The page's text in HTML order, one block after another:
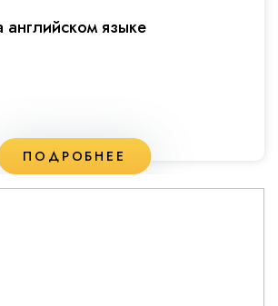
английском языке
ПОДРОБНЕЕ